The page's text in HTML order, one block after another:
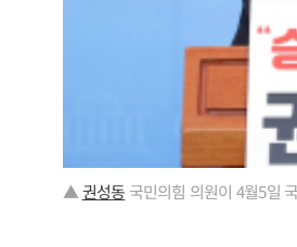
▲권성동 국민의힘 의원이 4월5일